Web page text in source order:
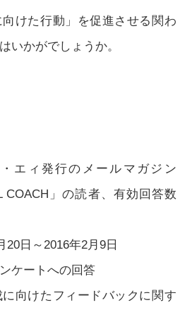
けた行動」を促進させる関わ
いかがでしょうか。
エィ発行のメールマガジン
COACH」の読者、有効回答数
20日～2016年2月9日
ケートへの回答
向けたフィードバックに関す